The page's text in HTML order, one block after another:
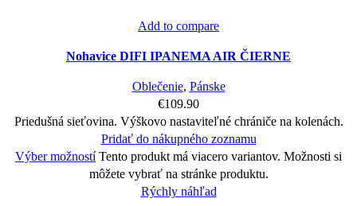
Add to compare
Nohavice DIFI IPANEMA AIR ČIERNE
Oblečenie, Pánske
€109.90
Priedušná sieťovina. Výškovo nastaviteľné chrániče na kolenách.
Pridať do nákupného zoznamu
Výber možností Tento produkt má viacero variantov. Možnosti si
môžete vybrať na stránke produktu.
Rýchly náhľad